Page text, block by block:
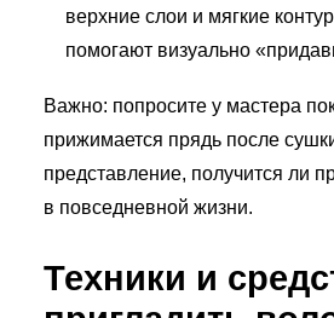
верхние слои и мягкие
помогают визуально
Важно: попросите у мастера
прижимается прядь после
представление, получится ли
в повседневной жизни.
Техники и